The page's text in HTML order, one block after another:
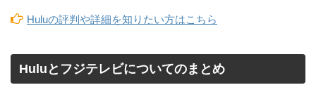
Huluの評判や詳細を知りたい方はこちら
Huluとフジテレビについてのまとめ